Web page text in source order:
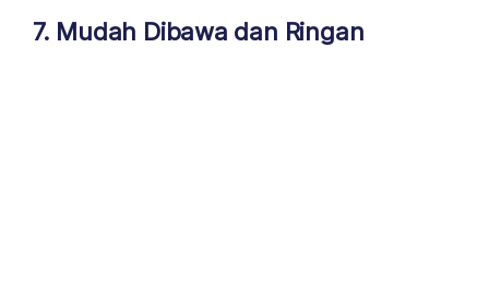
7. Mudah Dibawa dan Ringan